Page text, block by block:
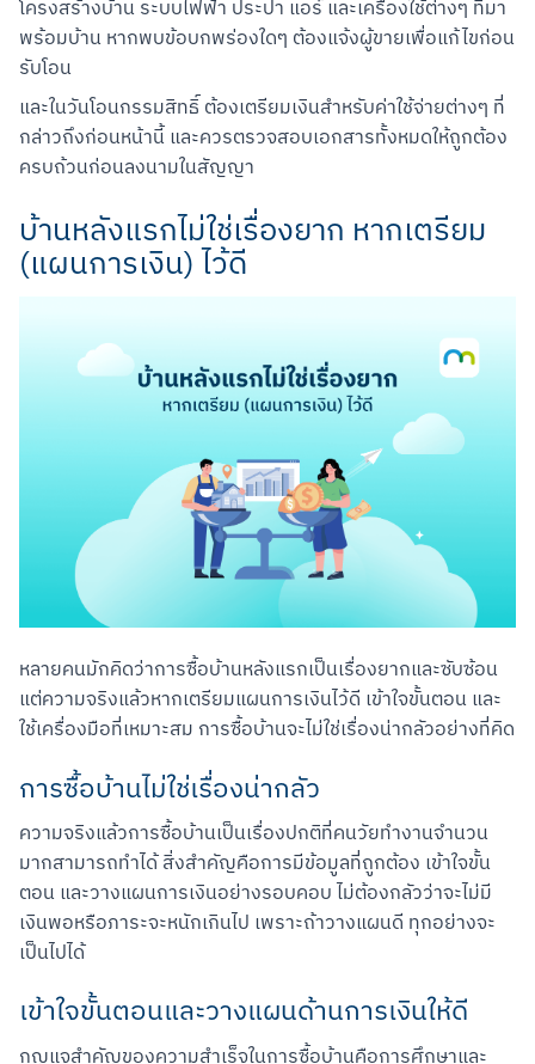
โครงสร้างบ้าน ระบบไฟฟ้า ประปา แอร์ และเครื่องใช้ต่างๆ ที่มา
พร้อมบ้าน หากพบข้อบกพร่องใดๆ ต้องแจ้งผู้ขายเพื่อแก้ไขก่อน
รับโอน
และในวันโอนกรรมสิทธิ์ ต้องเตรียมเงินสำหรับค่าใช้จ่ายต่างๆ ที่
กล่าวถึงก่อนหน้านี้ และควรตรวจสอบเอกสารทั้งหมดให้ถูกต้อง
ครบถ้วนก่อนลงนามในสัญญา
บ้านหลังแรกไม่ใช่เรื่องยาก หากเตรียม
(แผนการเงิน) ไว้ดี
หลายคนมักคิดว่าการซื้อบ้านหลังแรกเป็นเรื่องยากและซับซ้อน
แต่ความจริงแล้วหากเตรียมแผนการเงินไว้ดี เข้าใจขั้นตอน และ
ใช้เครื่องมือที่เหมาะสม การซื้อบ้านจะไม่ใช่เรื่องน่ากลัวอย่างที่คิด
การซื้อบ้านไม่ใช่เรื่องน่ากลัว
ความจริงแล้วการซื้อบ้านเป็นเรื่องปกติที่คนวัยทำงานจำนวน
มากสามารถทำได้ สิ่งสำคัญคือการมีข้อมูลที่ถูกต้อง เข้าใจขั้น
ตอน และวางแผนการเงินอย่างรอบคอบ ไม่ต้องกลัวว่าจะไม่มี
เงินพอหรือภาระจะหนักเกินไป เพราะถ้าวางแผนดี ทุกอย่างจะ
เป็นไปได้
เข้าใจขั้นตอนและวางแผนด้านการเงินให้ดี
กุญแจสำคัญของความสำเร็จในการซื้อบ้านคือการศึกษาและ